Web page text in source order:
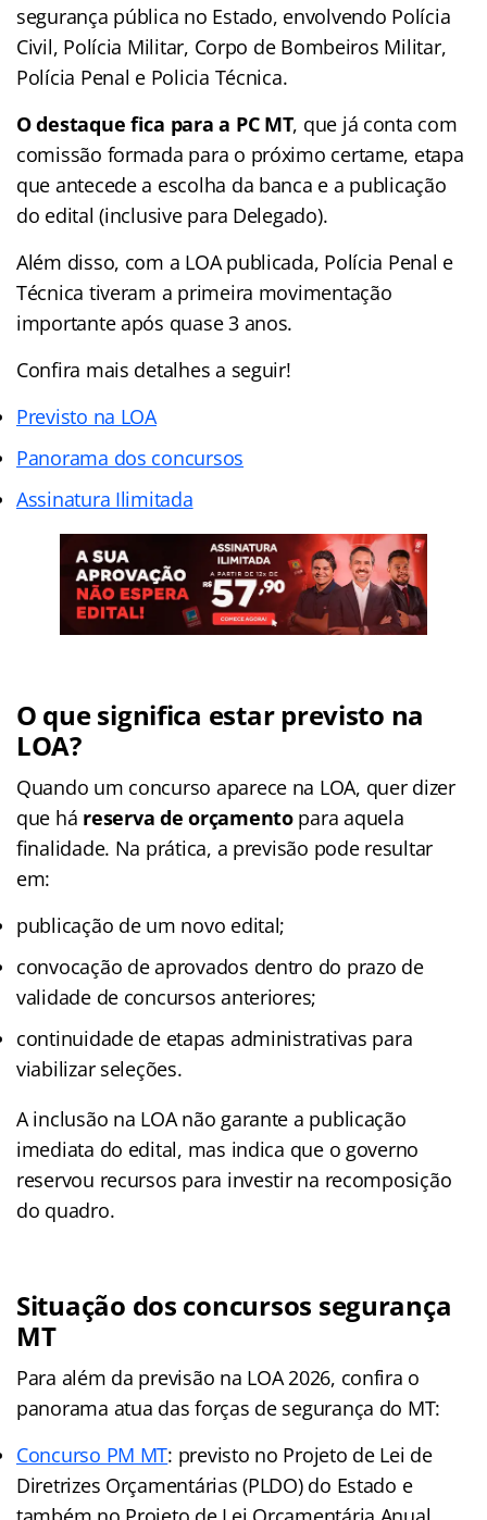
segurança pública no Estado, envolvendo Polícia
Civil, Polícia Militar, Corpo de Bombeiros Militar,
Polícia Penal e Policia Técnica.
O destaque fica para a PC MT, que já conta com
comissão formada para o próximo certame, etapa
que antecede a escolha da banca e a publicação
do edital (inclusive para Delegado).
Além disso, com a LOA publicada, Polícia Penal e
Técnica tiveram a primeira movimentação
importante após quase 3 anos.
Confira mais detalhes a seguir!
Previsto na LOA
Panorama dos concursos
Assinatura Ilimitada
O que significa estar previsto na
LOA?
Quando um concurso aparece na LOA, quer dizer
que há reserva de orçamentopara aquela
finalidade. Na prática, a previsão pode resultar
em:
publicação de um novo edital;
convocação de aprovados dentro do prazo de
validade de concursos anteriores;
continuidade de etapas administrativas para
viabilizar seleções.
A inclusão na LOA não garante a publicação
imediata do edital, mas indica que o governo
reservou recursos para investir na recomposição
do quadro.
Situação dos concursos segurança
MT
Para além da previsão na LOA 2026, confira o
panorama atua das forças de segurança do MT:
Concurso PM MT: previsto no Projeto de Lei de
Diretrizes Orçamentárias (PLDO) do Estado e